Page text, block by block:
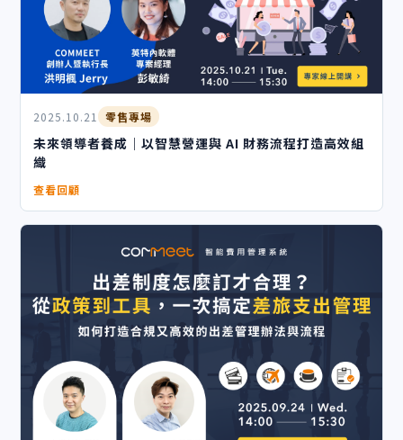
2025.10.21 零售專場
未來領導者養成｜以智慧營運與 AI 財務流程打造高效組
織
查看回顧